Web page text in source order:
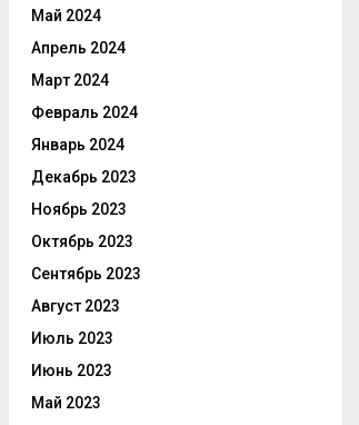
Май 2024
Апрель 2024
Март 2024
Февраль 2024
Январь 2024
Декабрь 2023
Ноябрь 2023
Октябрь 2023
Сентябрь 2023
Август 2023
Июль 2023
Июнь 2023
Май 2023